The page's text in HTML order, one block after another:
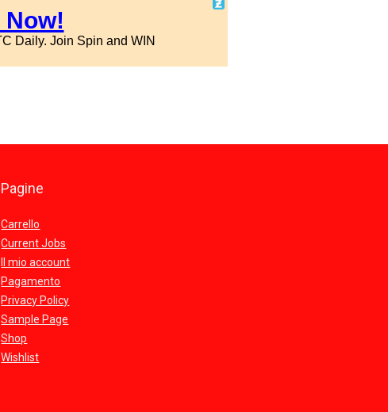
Pagine
Carrello
Current Jobs
Il mio account
Pagamento
Privacy Policy
Sample Page
Shop
Wishlist